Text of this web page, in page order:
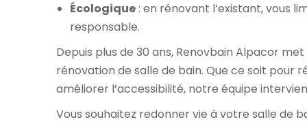
Écologique: en rénovant l’existant, vous
responsable.
Depuis plus de 30 ans, Renovbain Alpacor
rénovation de salle de bain. Que ce soit pour
améliorer l’accessibilité, notre équipe
Vous souhaitez redonner vie à votre salle de